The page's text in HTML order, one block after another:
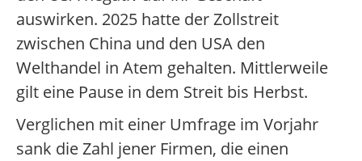
auswirken. 2025 hatte der Zollstreit
zwischen China und den USA den
Welthandel in Atem gehalten. Mittlerweile
gilt eine Pause in dem Streit bis Herbst.
Verglichen mit einer Umfrage im Vorjahr
sank die Zahl jener Firmen, die einen